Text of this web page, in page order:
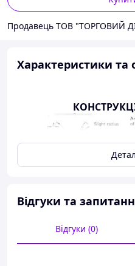
Продавець ТОВ "ТОРГОВИЙ
Характеристики та
Відгуки та
Відгуки (0)